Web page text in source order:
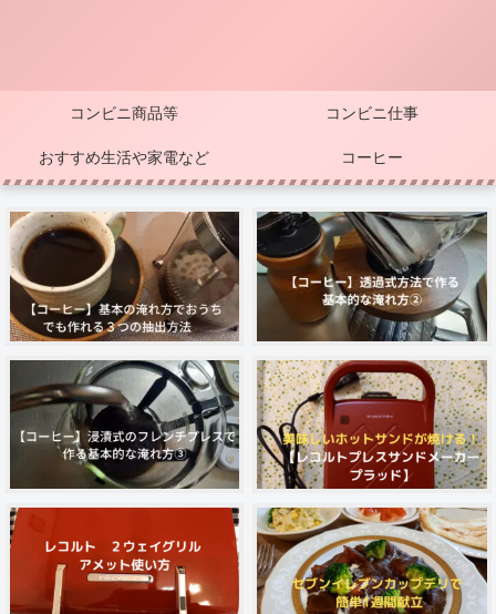
コンビニ商品等 コンビニ仕事
おすすめ生活や家電など コーヒー